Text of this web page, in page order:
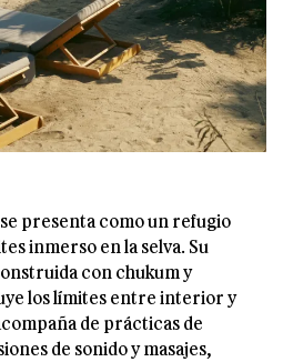
presenta como un refugio
inmerso en la selva. Su
con chukum y
los límites entre interior y
de prácticas de
de sonido y masajes,